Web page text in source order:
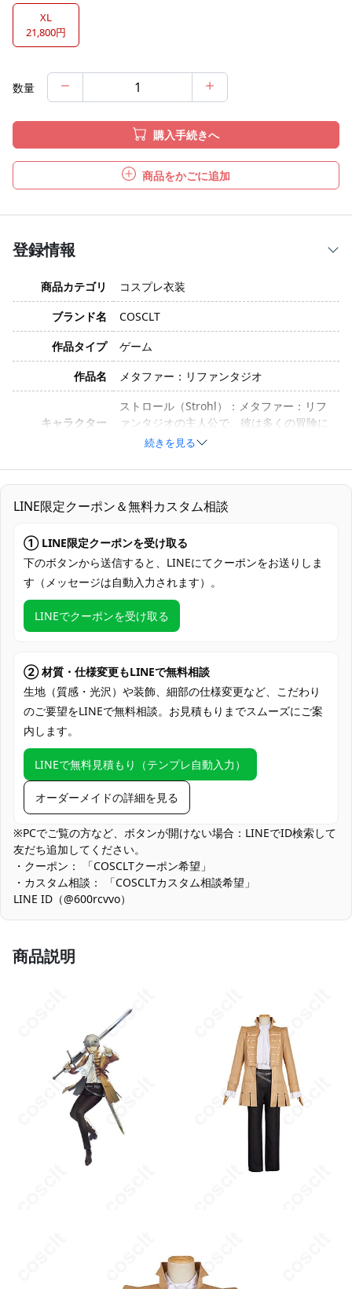
XL
21,800円
数量
購入手続きへ
商品をかごに追加
登録情報
商品カテゴリ
コスプレ衣装
ブランド名
COSCLT
作品タイプ
ゲーム
作品名
メタファー：リファンタジオ
キャラクター
ストロール（Strohl）：メタファー：リフ
ァンタジオの主人公で、彼は多くの冒険に
挑戦する勇敢なキャラクターです。
XS, S, M, L, XL（定サイズのみ、オーダー
メイド不可）
コットン、ポリエステル、合成皮革（製造
材が変更される場合があります）
コート、シャツ、ズボン、スカーフ、ベル
により内容が変更される場合があります）
支払い方法
クレジットカード（VISA、Master、JCB、
discover、AMERICAN EXPRESS）、
PayPal、銀行振込
使用場所
コスプレイベント、コミックマーケット、
アニメフェスティバル、撮影、テーマパー
ティ、舞台公演
衣装用の衣装袋、通気性のある収納ボック
ス、吊るし収納
コスプレ対象
アニメファン、ゲームファン、コスプレイ
ヤー、イベント参加者、撮影愛好者、コミ
ックマーケット参加者、アニメフェスティ
バル参加者、演劇ファン、キャラクターコ
スプレ好き
商品状態
続きを見る
LINE限定クーポン＆無料カスタム相談
① LINE限定クーポンを受け取る
下のボタンから送信すると、LINEにてクーポンをお送りしま
す（メッセージは自動入力されます）。
LINEでクーポンを受け取る
② 材質・仕様変更もLINEで無料相談
生地（質感・光沢）や装飾、細部の仕様変更など、こだわり
のご要望をLINEで無料相談。お見積もりまでスムーズにご案
内します。
LINEで無料見積もり（テンプレ自動入力）
オーダーメイドの詳細を見る
※PCでご覧の方など、ボタンが開けない場合：LINEでID検索して
友だち追加してください。
・クーポン： 「COSCLTクーポン希望」
・カスタム相談： 「COSCLTカスタム相談希望」
LINE ID（@600rcvvo）
商品説明